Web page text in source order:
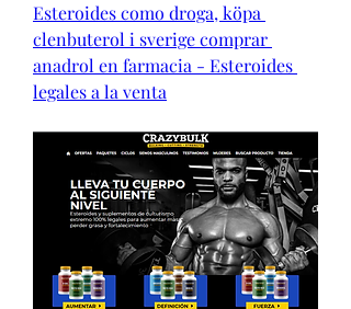
Esteroides como droga, köpa
clenbuterol i sverige comprar
anadrol en farmacia - Esteroides
legales a la venta